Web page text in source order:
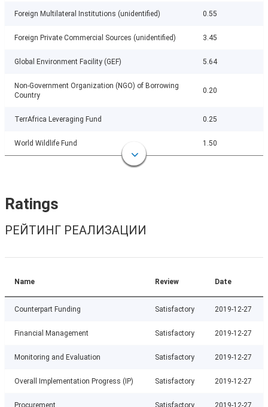
Foreign Multilateral Institutions (unidentified) 0.55
Foreign Private Commercial Sources (unidentified) 3.45
Global Environment Facility (GEF) 5.64
Non-Government Organization (NGO) of Borrowing
Country
0.20
TerrAfrica Leveraging Fund 0.25
World Wildlife Fund 1.50
Ratings
РЕЙТИНГ РЕАЛИЗАЦИИ
Name Review Date
Counterpart Funding Satisfactory 2019-12-27
Financial Management Satisfactory 2019-12-27
Monitoring and Evaluation Satisfactory 2019-12-27
Overall Implementation Progress (IP) Satisfactory 2019-12-27